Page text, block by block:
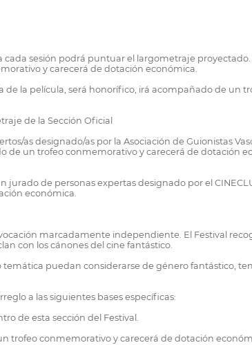
cada sesión podrá puntuar el largometraje
y carecerá de dotación económica.
la película, será honorífico, irá acompañado de un
de la Sección Oficial
as designado/as por la Asociación de Guionistas
de un trofeo conmemorativo y carecerá de dotación
de personas expertas designado por el
económica.
marcadamente independiente. El Festival
con los cánones del cine fantástico.
puedan considerarse de género fantástico,
a las siguientes bases específicas:
de esta sección del Festival.
trofeo conmemorativo y carecerá de dotación